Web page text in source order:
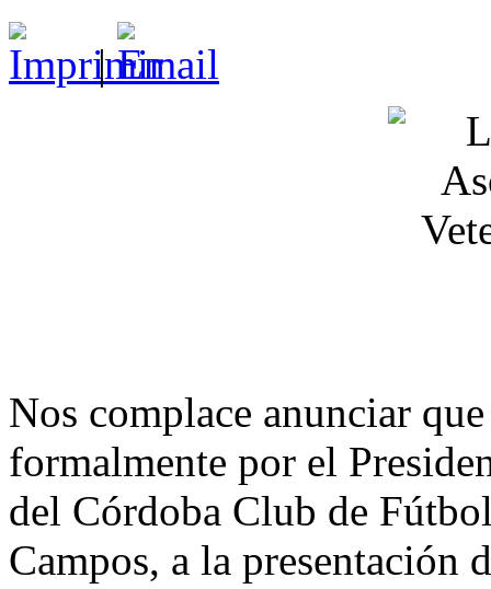
|
Nos complace anunciar
formalmente por el
del Córdoba Club de
Campos, a la presentación